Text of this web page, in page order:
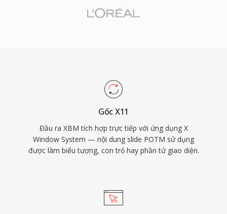
Gốc X11
Đầu ra XBM tích hợp trực tiếp với ứng dụng X
Window System — nội dung slide POTM sử dụng
được làm biểu tượng, con trỏ hay phần tử giao diện.